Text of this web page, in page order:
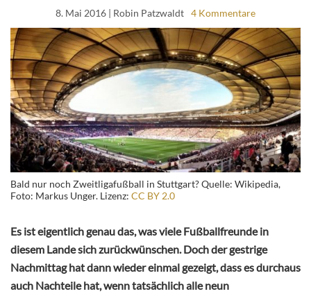
8. Mai 2016 | Robin Patzwaldt 4 Kommentare
Bald nur noch Zweitligafußball in Stuttgart? Quelle: Wikipedia,
Foto: Markus Unger. Lizenz: CC BY 2.0
Es ist eigentlich genau das, was viele Fußballfreunde in
diesem Lande sich zurückwünschen. Doch der gestrige
Nachmittag hat dann wieder einmal gezeigt, dass es durchaus
auch Nachteile hat, wenn tatsächlich alle neun